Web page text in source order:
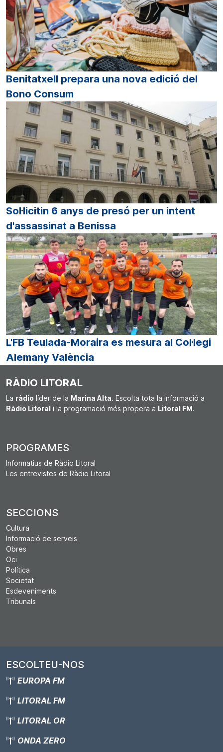
Benitatxell prepara una nova edició del
Bono Consum
Sol·licitin 6 anys de presó per un intent
d'assassinat a Benissa
L'FB Teulada-Moraira es mesura al Col·legi
Alemany València
RÀDIO LITORAL
La ràdio líder de la Marina Alta. Escolta tota la informació a
Ràdio Litoral i la programació més propera a Litoral FM.
PROGRAMES
Informatius de Ràdio Litoral
Les entrevistes de Ràdio Litoral
SECCIONS
Cultura
Informació de serveis
Obres
Oci
Política
Societat
Esdeveniments
Tribunals
ESCOLTEU-NOS
EUROPA FM
LITORAL FM
LITORAL OR
ONDA ZERO